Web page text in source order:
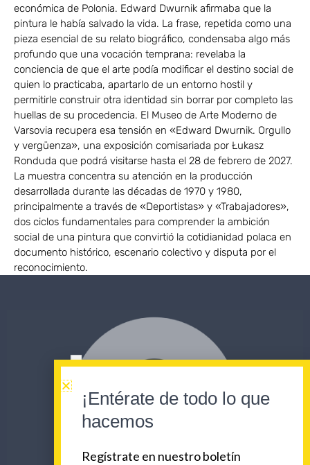
económica de Polonia. Edward Dwurnik afirmaba que la
pintura le había salvado la vida. La frase, repetida como una
pieza esencial de su relato biográfico, condensaba algo más
profundo que una vocación temprana: revelaba la
conciencia de que el arte podía modificar el destino social de
quien lo practicaba, apartarlo de un entorno hostil y
permitirle construir otra identidad sin borrar por completo las
huellas de su procedencia. El Museo de Arte Moderno de
Varsovia recupera esa tensión en «Edward Dwurnik. Orgullo
y vergüenza», una exposición comisariada por Łukasz
Ronduda que podrá visitarse hasta el 28 de febrero de 2027.
La muestra concentra su atención en la producción
desarrollada durante las décadas de 1970 y 1980,
principalmente a través de «Deportistas» y «Trabajadores»,
dos ciclos fundamentales para comprender la ambición
social de una pintura que convirtió la cotidianidad polaca en
documento histórico, escenario colectivo y disputa por el
reconocimiento.
¡Entérate de todo lo que
hacemos
Regístrate en nuestro boletín